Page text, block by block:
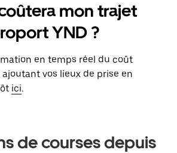
mon trajet
YND ?
en temps réel du coût
vos lieux de prise en
ici.
de courses depuis